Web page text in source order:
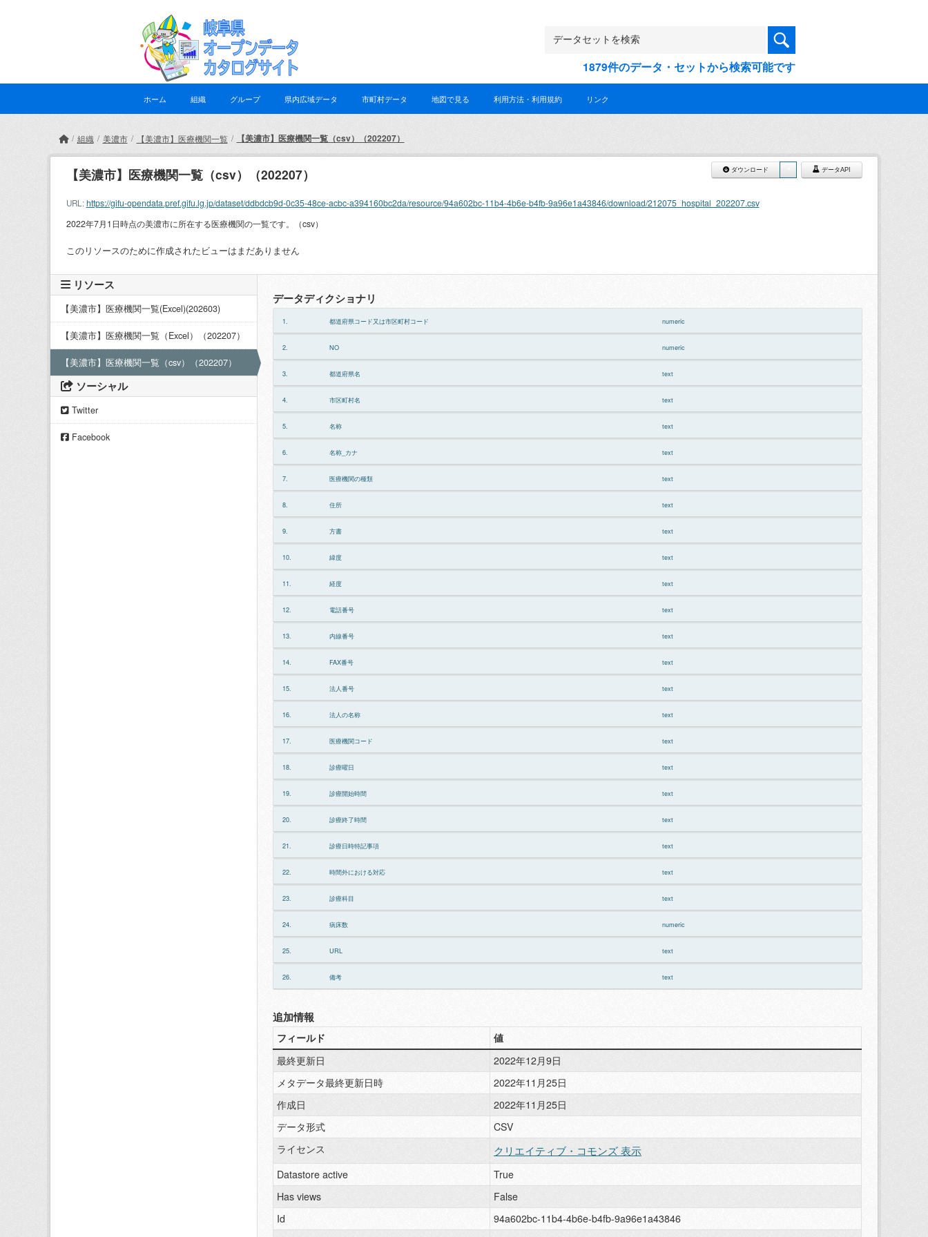
1879件のデータ・セットから検索可能です
ホーム 組織 グループ 県内広域データ 市町村データ 地図で見る 利用方法・利用規約 リンク
組織 美濃市 【美濃市】医療機関一覧 【美濃市】医療機関一覧（csv）（202207）
ダウンロード データAPI
【美濃市】医療機関一覧（csv）（202207）
URL:https://gifu-opendata.pref.gifu.lg.jp/dataset/ddbdcb9d-0c35-48ce-acbc-a394160bc2da/resource/94a602bc-11b4-4b6e-b4fb-9a96e1a43846/download/212075_hospital_202207.csv
2022年7月1日時点の美濃市に所在する医療機関の一覧です。（csv）
このリソースのために作成されたビューはまだありません
リソース
【美濃市】医療機関一覧(Excel)(202603)
【美濃市】医療機関一覧（Excel）（202207）
【美濃市】医療機関一覧（csv）（202207）
ソーシャル
Twitter
Facebook
データディクショナリ
1. 都道府県コード又は市区町村コード numeric
2. NO numeric
3. 都道府県名 text
4. 市区町村名 text
5. 名称 text
6. 名称_カナ text
7. 医療機関の種類 text
8. 住所 text
9. 方書 text
10. 緯度 text
11. 経度 text
12. 電話番号 text
13. 内線番号 text
14. FAX番号 text
15. 法人番号 text
16. 法人の名称 text
17. 医療機関コード text
18. 診療曜日 text
19. 診療開始時間 text
20. 診療終了時間 text
21. 診療日時特記事項 text
22. 時間外における対応 text
23. 診療科目 text
24. 病床数 numeric
25. URL text
26. 備考 text
追加情報
フィールド
値
最終更新日
2022年12月9日
メタデータ最終更新日時
2022年11月25日
作成日
2022年11月25日
データ形式
CSV
ライセンス
クリエイティブ・コモンズ 表示
Datastore active
True
Has views
False
Id
94a602bc-11b4-4b6e-b4fb-9a96e1a43846